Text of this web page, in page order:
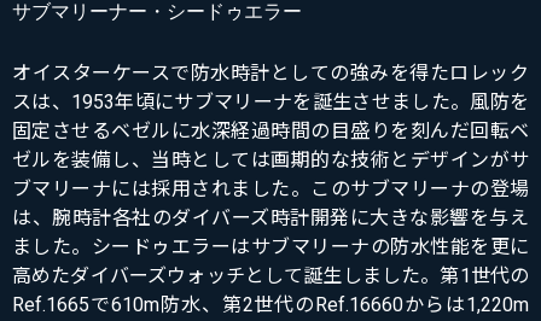
サブマリーナー・シードゥエラー
オイスターケースで防水時計としての強みを得たロレック
スは、1953年頃にサブマリーナを誕生させました。風防を
固定させるベゼルに水深経過時間の目盛りを刻んだ回転ベ
ゼルを装備し、当時としては画期的な技術とデザインがサ
ブマリーナには採用されました。このサブマリーナの登場
は、腕時計各社のダイバーズ時計開発に大きな影響を与え
ました。シードゥエラーはサブマリーナの防水性能を更に
高めたダイバーズウォッチとして誕生しました。第1世代の
Ref.1665で610m防水、第2世代のRef.16660からは1,220m